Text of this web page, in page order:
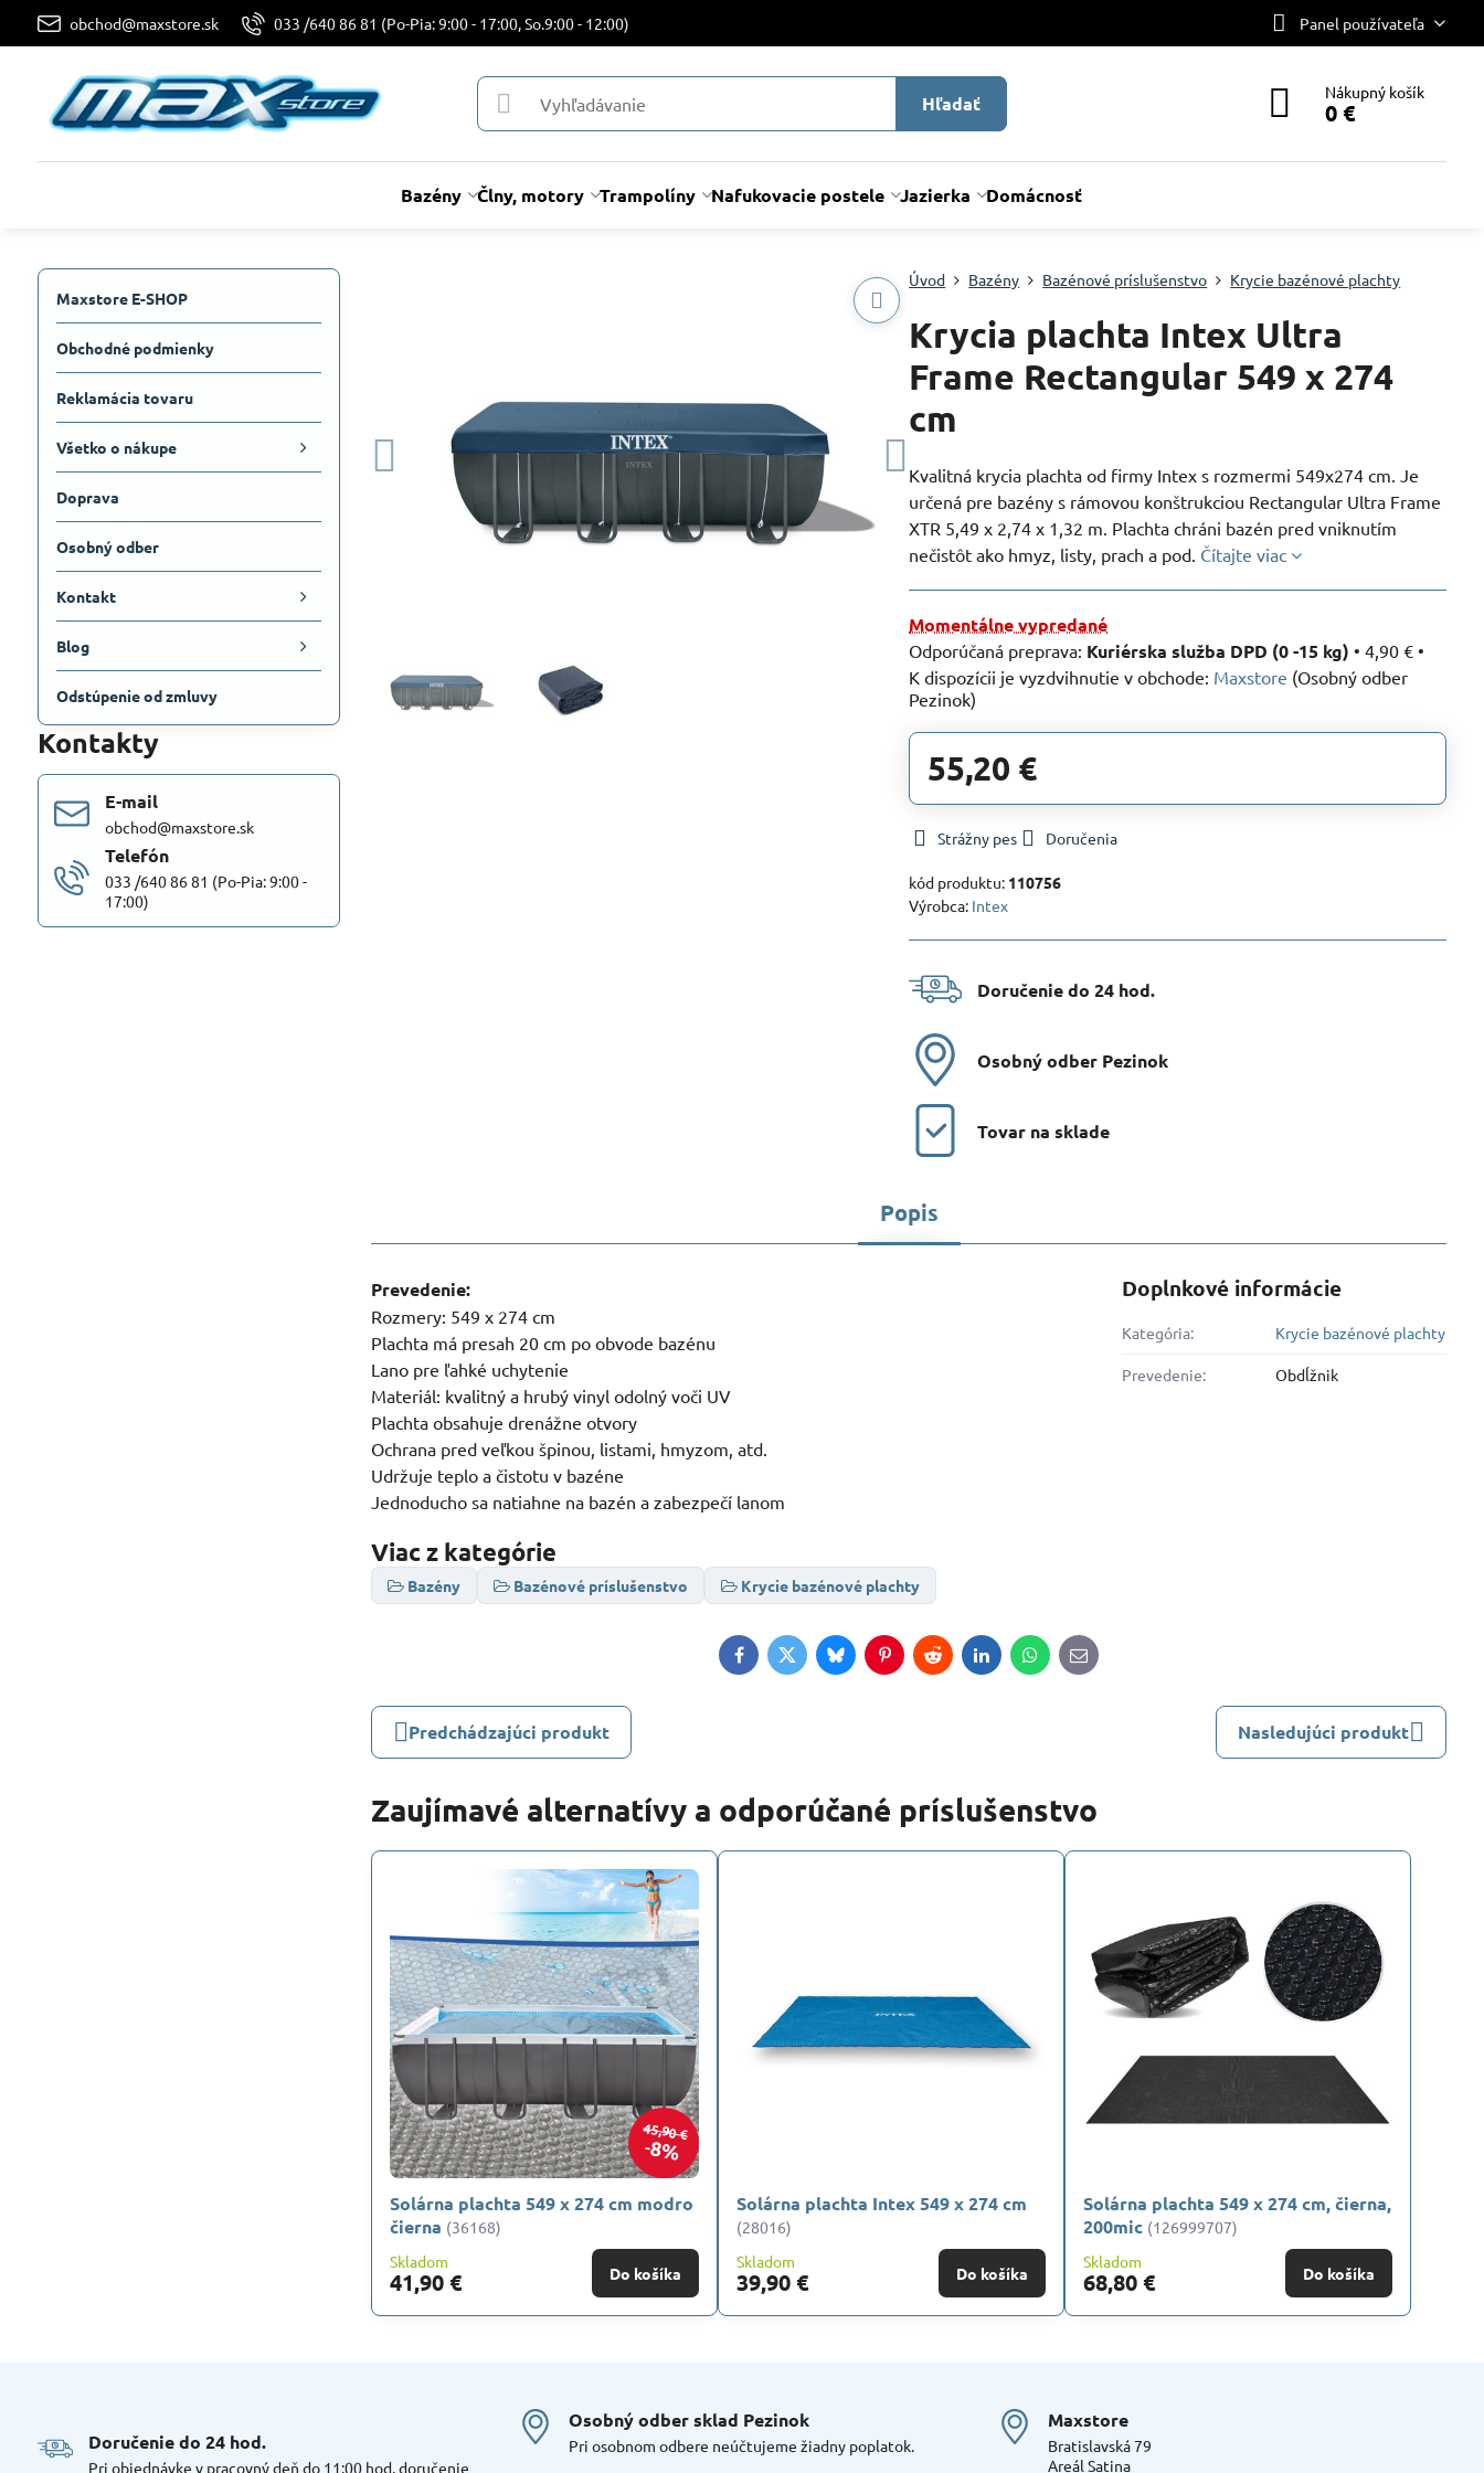
obchod@maxstore.sk 033 /640 86 81 (Po-Pia: 9:00 - 17:00, So.9:00 - 12:00) Panel používateľa
Hľadať Nákupný košík
0 €
Bazény Člny, motory Trampolíny Nafukovacie postele Jazierka Domácnosť
Úvod Bazény Bazénové príslušenstvo Krycie bazénové plachty
Krycia plachta Intex Ultra
Frame Rectangular 549 x 274
cm
Kvalitná krycia plachta od firmy Intex s rozmermi 549x274 cm. Je
určená pre bazény s rámovou konštrukciou Rectangular Ultra Frame
XTR 5,49 x 2,74 x 1,32 m. Plachta chráni bazén pred vniknutím
nečistôt ako hmyz, listy, prach a pod. Čítajte viac
Momentálne vypredané
Kuriérska služba DPD (0 -15 kg) •4,90 € •
Maxstore (Osobný odber
Pezinok)
55,20 €
Strážny pes Doručenia
kód produktu: 110756
Výrobca: Intex
Doručenie do 24 hod​.
Osobný odber Pezinok
Tovar na sklade
Popis
Prevedenie:
Rozmery: 549 x 274 cm
Plachta má presah 20 cm po obvode bazénu
Lano pre ľahké uchytenie
Materiál: kvalitný a hrubý vinyl odolný voči UV
Plachta obsahuje drenážne otvory
Ochrana pred veľkou špinou, listami, hmyzom, atd.
Udržuje teplo a čistotu v bazéne
Jednoducho sa natiahne na bazén a zabezpečí lanom
Viac z kategórie
Bazény Bazénové príslušenstvo Krycie bazénové plachty
Doplnkové informácie
Kategória: Krycie bazénové plachty
Prevedenie: Obdĺžnik
FacebookTwitterBlueskyPinterestRedditLinkedInWhatsApp
E-
mail
Predchádzajúci produkt Nasledujúci produkt
Zaujímavé alternatívy a odporúčané príslušenstvo
45,90 €
8%
Solárna plachta 549 x 274 cm modro
čierna (36168)
Skladom
41,90 € Do košíka
Solárna plachta Intex 549 x 274 cm
(28016)
Skladom
39,90 € Do košíka
Solárna plachta 549 x 274 cm, čierna,
200mic (126999707)
Skladom
68,80 € Do košíka
Maxstore E-SHOP
Obchodné podmienky
Reklamácia tovaru
Všetko o nákupe
Doprava
Osobný odber
Kontakt
Blog
Odstúpenie od zmluvy
Kontakty
E-mail
obchod@maxstore.sk
Telefón
033 /640 86 81 (Po-Pia: 9:00 -
17:00)
Doručenie do 24 hod​.
Pri objednávke v pracovný deň do 11:00 hod, doručenie
Osobný odber sklad Pezinok
Pri osobnom odbere neúčtujeme žiadny poplatok.
Maxstore
Bratislavská 79
Areál Satina